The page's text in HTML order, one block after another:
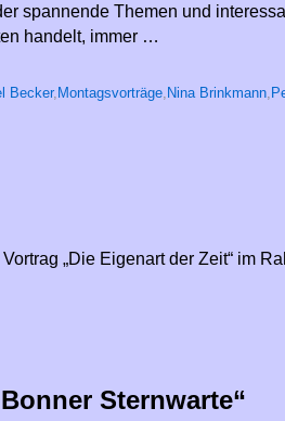
spannende Themen und
handelt, immer …
Becker, Montagsvorträge, Nina Brinkmann,
„Die Eigenart der Zeit“ im
Sternwarte“